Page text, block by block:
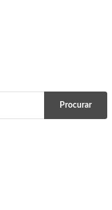
Procurar